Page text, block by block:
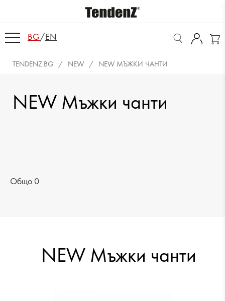
BG/EN
TENDENZ.BG NEW NEW МЪЖКИ ЧАНТИ
NEW Мъжки чанти
Общо 0
NEW Мъжки чанти